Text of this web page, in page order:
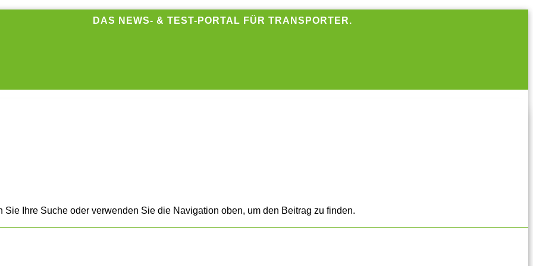
DAS NEWS- & TEST-PORTAL FÜR TRANSPORTER.
Ihre Suche oder verwenden Sie die Navigation oben, um den Beitrag zu finden.